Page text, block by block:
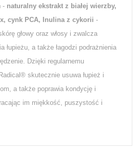
- naturalny ekstrakt z białej wierzby,
cynk PCA, Inulina z cykorii -
głowy oraz włosy i zwalcza
łupieżu, a także łagodzi podrażnienia
Dzięki regularnemu
skutecznie usuwa łupież i
a także poprawia kondycję i
im miękkość, puszystość i